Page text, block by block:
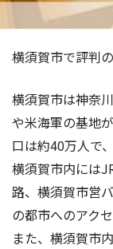
横須賀市で評判
横須賀市は神奈
や米海軍の基地
口は約40万人で
横須賀市内には
路、横須賀市営
の都市へのアク
また、横須賀市